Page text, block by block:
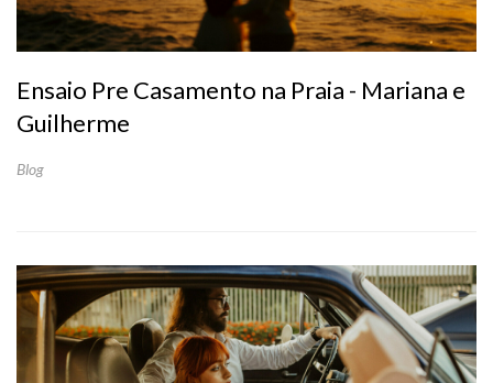
Ensaio Pre Casamento na Praia - Mariana e
Guilherme
Blog